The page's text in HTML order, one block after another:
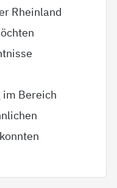
Rheinland
Bereich